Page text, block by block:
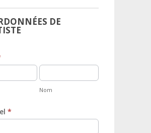
DE
Nom
*